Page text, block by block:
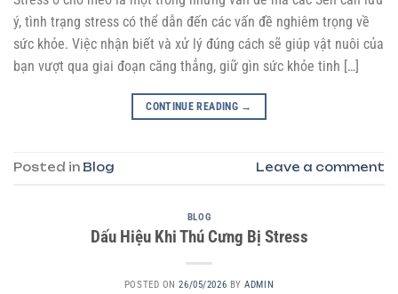
ý, tình trạng stress có thể dẫn đến các vấn đề nghiêm trọng về
sức khỏe. Việc nhận biết và xử lý đúng cách sẽ giúp vật nuôi của
bạn vượt qua giai đoạn căng thẳng, giữ gìn sức khỏe tinh […]
CONTINUE READING →
Posted in Blog Leave a comment
BLOG
Dấu Hiệu Khi Thú Cưng Bị Stress
POSTED ON26/05/2026 BYADMIN